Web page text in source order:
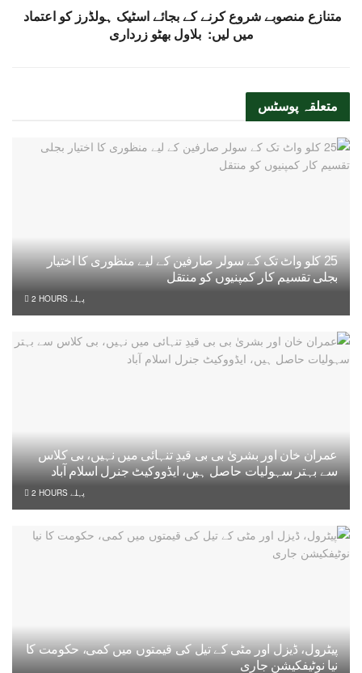
میں لیں: بلاول بھٹو زرداری
متعلقہ پوسٹس
25 کلو واٹ تک کے سولر صارفین کے لیے منظوری کا اختیار
بجلی تقسیم کار کمپنیوں کو منتقل
2 HOURS پہلے
عمران خان اور بشریٰ بی بی قیدِ تنہائی میں نہیں، بی کلاس
سے بہتر سہولیات حاصل ہیں، ایڈووکیٹ جنرل اسلام آباد
2 HOURS پہلے
پیٹرول، ڈیزل اور مٹی کے تیل کی قیمتوں میں کمی، حکومت کا
نیا نوٹیفکیشن جاری